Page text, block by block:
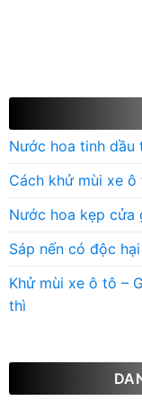
Nước hoa tinh dầu
Cách khử mùi xe
Nước hoa kẹp cửa
Sáp nến có độc
Khử mùi xe ô tô –
thì